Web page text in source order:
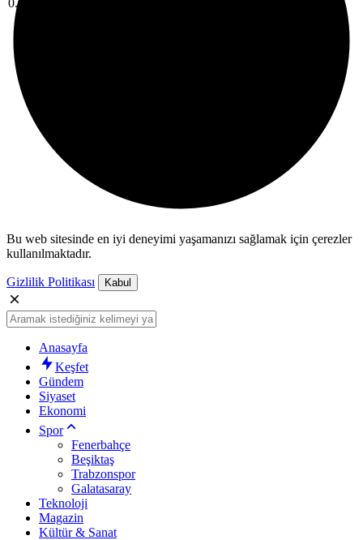
0.23%
Bu web sitesinde en iyi deneyimi yaşamanızı sağlamak için çerezler
kullanılmaktadır.
Gizlilik Politikası Kabul
Anasayfa
Keşfet
Gündem
Siyaset
Ekonomi
Spor
Fenerbahçe
Beşiktaş
Trabzonspor
Galatasaray
Teknoloji
Magazin
Kültür & Sanat